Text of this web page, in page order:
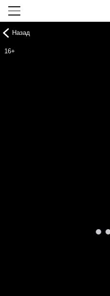
Назад
16+